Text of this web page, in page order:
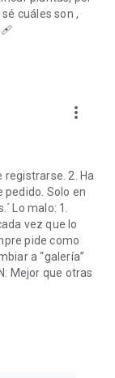
Investigación de
cuáles son ,
more_vert
registrarse. 2. Ha
Solo en
Lo malo: 1.
vez que lo
pide como
a “galería”
Mejor que otras